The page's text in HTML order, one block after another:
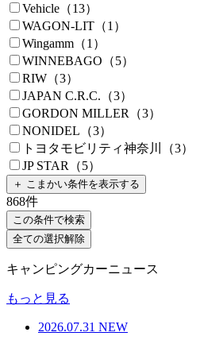
Vehicle（13）
WAGON-LIT（1）
Wingamm（1）
WINNEBAGO（5）
RIW（3）
JAPAN C.R.C.（3）
GORDON MILLER（3）
NONIDEL（3）
トヨタモビリティ神奈川（3）
JP STAR（5）
＋ こまかい条件を表示する
868件
この条件で検索
全ての選択解除
キャンピングカーニュース
もっと見る
2026.07.31 NEW